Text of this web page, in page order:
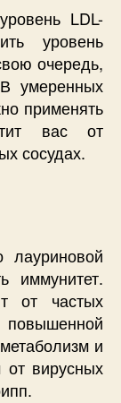
LDL-
уровень
очередь,
умеренных
применять
вас от
сосудах.
лауриновой
иммунитет.
от частых
и
от вирусных